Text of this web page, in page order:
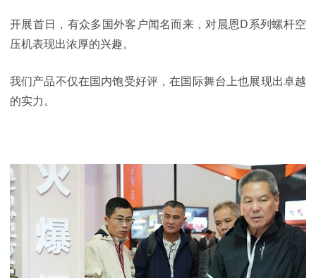
开展首日，有众多国外客户闻名而来，对晨恩D系列螺杆空
压机表现出浓厚的兴趣。
我们产品不仅在国内饱受好评，在国际舞台上也展现出卓越
的实力。